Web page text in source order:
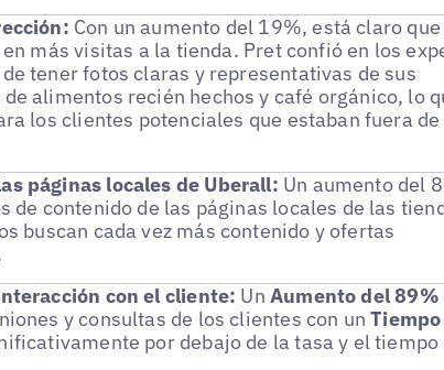
Con un aumento del 19%, está claro que
más visitas a la tienda. Pret confió en los
tener fotos claras y representativas de sus
alimentos recién hechos y café orgánico, lo
los clientes potenciales que estaban fuera de
páginas locales de Uberall: Un aumento del
de contenido de las páginas locales de las
buscan cada vez más contenido y ofertas
con el cliente: Un Aumento del 89%
y consultas de los clientes con un
por debajo de la tasa y el tiempo